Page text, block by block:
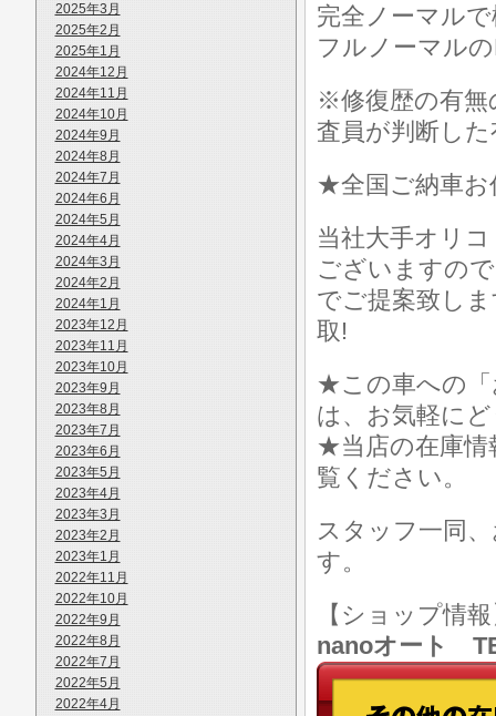
2025年3月
2025年2月
2025年1月
2024年12月
2024年11月
2024年10月
2024年9月
2024年8月
2024年7月
2024年6月
2024年5月
2024年4月
2024年3月
2024年2月
2024年1月
2023年12月
2023年11月
2023年10月
2023年9月
2023年8月
2023年7月
2023年6月
2023年5月
2023年4月
2023年3月
2023年2月
2023年1月
2022年11月
2022年10月
2022年9月
2022年8月
2022年7月
2022年5月
2022年4月
完全ノーマル
フルノーマル
※修復歴の有無
査員が判断し
★全国ご納車お
当社大手オリ
ございますの
でご提案致し
取!
★この車への「
は、お気軽に
★当店の在庫情
覧ください。
スタッフ一同
す。
【ショップ情
nanoオート